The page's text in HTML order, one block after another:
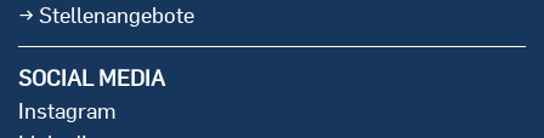
Stellenangebote
SOCIAL MEDIA
Instagram